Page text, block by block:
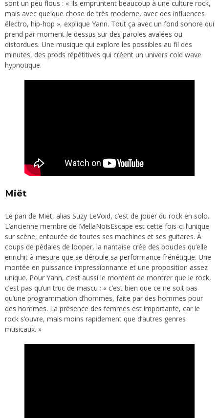
sont un peu flous : « Ils empruntent beaucoup à une culture rock,
mais avec quelque chose de très moderne, avec des influences
électro, hip-hop », explique Yann. Tout ça avec un fond sonore qui
prend par moment le dessus sur des paroles avalées ou
distordues. Une musique qui explore les possibles au fil des
minutes, des prods répétitives qui créent un univers cold wave
hypnotique.
Miët
Le pari de Miët, alias Suzy LeVoid, c’est de jouer du rock en solo.
L’ancienne membre de MellaNoisEscape est cette fois-ci l’unique
sur scène, entourée de toutes ses machines et ses guitares. À
coups de pédales de looper, la nantaise crée des boucles qu’elle
enrichit à mesure que se déroule sa performance frénétique. Une
montée en puissance impressionnante et une proposition assez
unique. Pour Yann, c’est aussi le moment de montrer que le rock,
c’est pas qu’un truc de mascu : « c’est bien que ce ne soit pas
qu’une programmation d’hommes, faite par des hommes pour
des hommes. La présence des femmes est importante, car le
rock s’ouvre, mais moins rapidement que d’autres genres
musicaux. »